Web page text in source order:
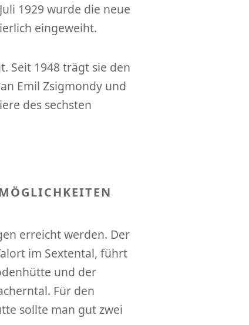
1929 wurde die neue
eingeweiht.
Seit 1948 trägt sie den
Emil Zsigmondy und
des sechsten
erreicht werden. Der
im Sextental, führt
und der
Für den
sollte man gut zwei